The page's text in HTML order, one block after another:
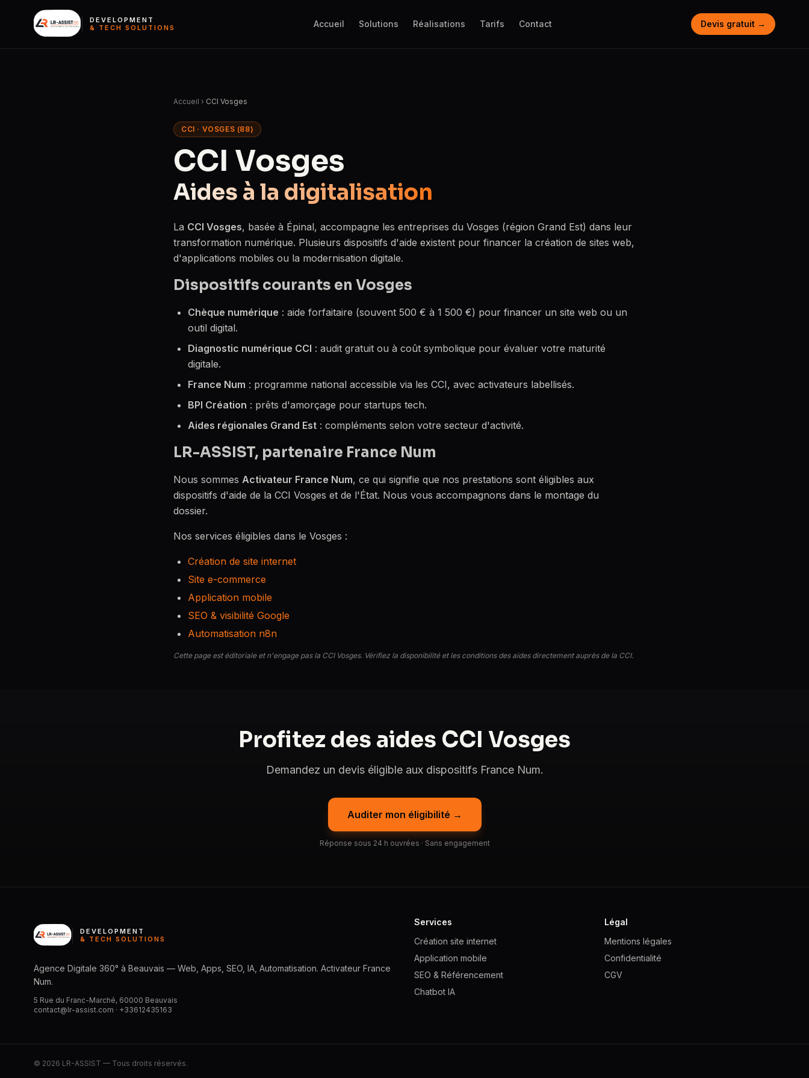
DEVELOPMENT
& TECH SOLUTIONS
Accueil Solutions Réalisations Tarifs Contact Devis gratuit →
Accueil › CCI Vosges
CCI · VOSGES (88)
CCI Vosges
Aides à la digitalisation
La CCI Vosges, basée à Épinal, accompagne les entreprises du Vosges (région Grand Est) dans leur
transformation numérique. Plusieurs dispositifs d'aide existent pour financer la création de sites web,
d'applications mobiles ou la modernisation digitale.
Dispositifs courants en Vosges
Chèque numérique : aide forfaitaire (souvent 500 € à 1 500 €) pour financer un site web ou un
outil digital.
Diagnostic numérique CCI : audit gratuit ou à coût symbolique pour évaluer votre maturité
digitale.
France Num : programme national accessible via les CCI, avec activateurs labellisés.
BPI Création : prêts d'amorçage pour startups tech.
Aides régionales Grand Est : compléments selon votre secteur d'activité.
LR-ASSIST, partenaire France Num
Nous sommes Activateur France Num, ce qui signifie que nos prestations sont éligibles aux
dispositifs d'aide de la CCI Vosges et de l'État. Nous vous accompagnons dans le montage du
dossier.
Nos services éligibles dans le Vosges :
Création de site internet
Site e-commerce
Application mobile
SEO & visibilité Google
Automatisation n8n
Cette page est éditoriale et n'engage pas la CCI Vosges. Vérifiez la disponibilité et les conditions des aides directement auprès de la CCI.
Profitez des aides CCI Vosges
Demandez un devis éligible aux dispositifs France Num.
Auditer mon éligibilité →
Réponse sous 24 h ouvrées · Sans engagement
DEVELOPMENT
& TECH SOLUTIONS
Agence Digitale 360° à Beauvais — Web, Apps, SEO, IA, Automatisation. Activateur France
Num.
5 Rue du Franc-Marché, 60000 Beauvais
contact@lr-assist.com · +33612435163
Services
Création site internet
Application mobile
SEO & Référencement
Chatbot IA
Légal
Mentions légales
Confidentialité
CGV
© 2026 LR-ASSIST — Tous droits réservés.